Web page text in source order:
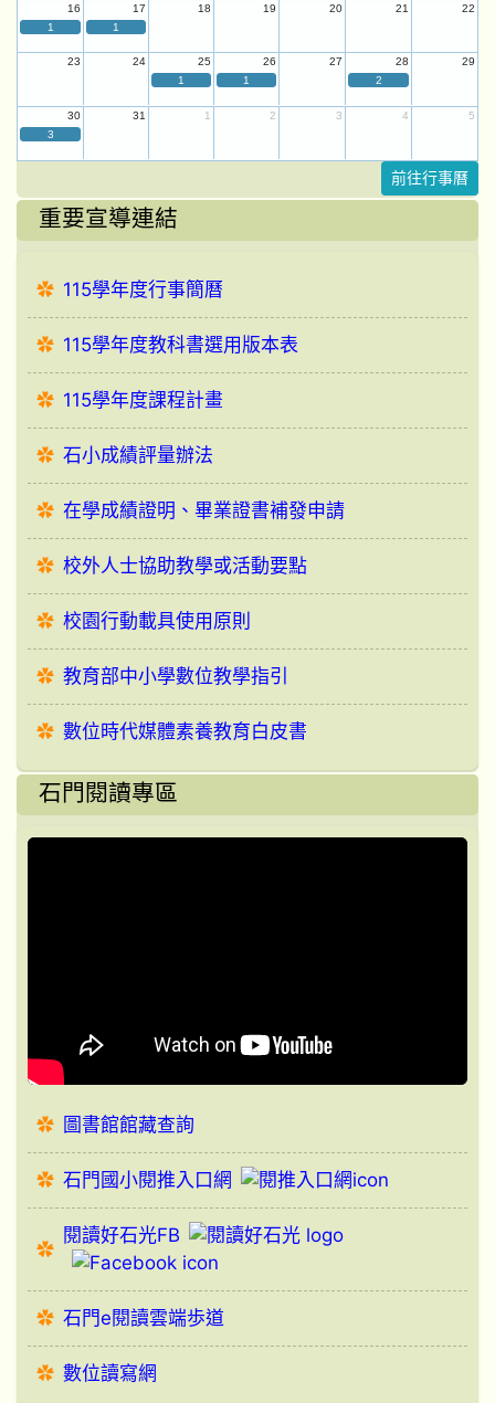
16 17 18 19 20 21
22
1
1
23 24 25 26 27 28
29
1
1 2
30 31 1 2 3 4
5
3
前往行事曆
重要宣導連結
115學年度行事簡曆
115學年度教科書選用版本表
115學年度課程計畫
石小成績評量辦法
在學成績證明、畢業證書補發申請
校外人士協助教學或活動要點
校園行動載具使用原則
教育部中小學數位教學指引
數位時代媒體素養教育白皮書
石門閱讀專區
圖書館館藏查詢
石門國小閱推入口網
閱讀好石光FB
石門e閱讀雲端歩道
數位讀寫網